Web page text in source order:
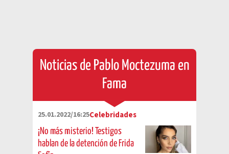
Noticias de Pablo Moctezuma en
Fama
25.01.2022/16:25Celebridades
¡No más misterio! Testigos
hablan de la detención de Frida